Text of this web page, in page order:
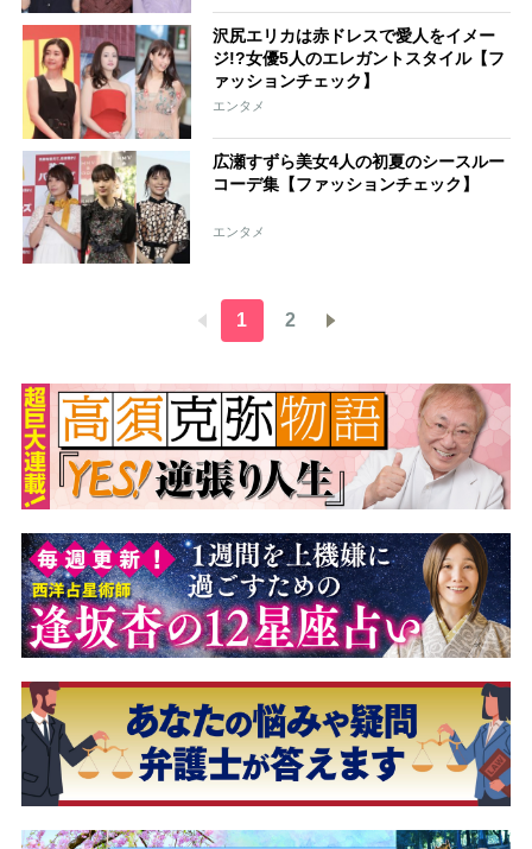
沢尻エリカは赤ドレスで愛人をイメー
ジ!?女優5人のエレガントスタイル【フ
ァッションチェック】
エンタメ
広瀬すずら美女4人の初夏のシースルー
コーデ集【ファッションチェック】
エンタメ
1 2